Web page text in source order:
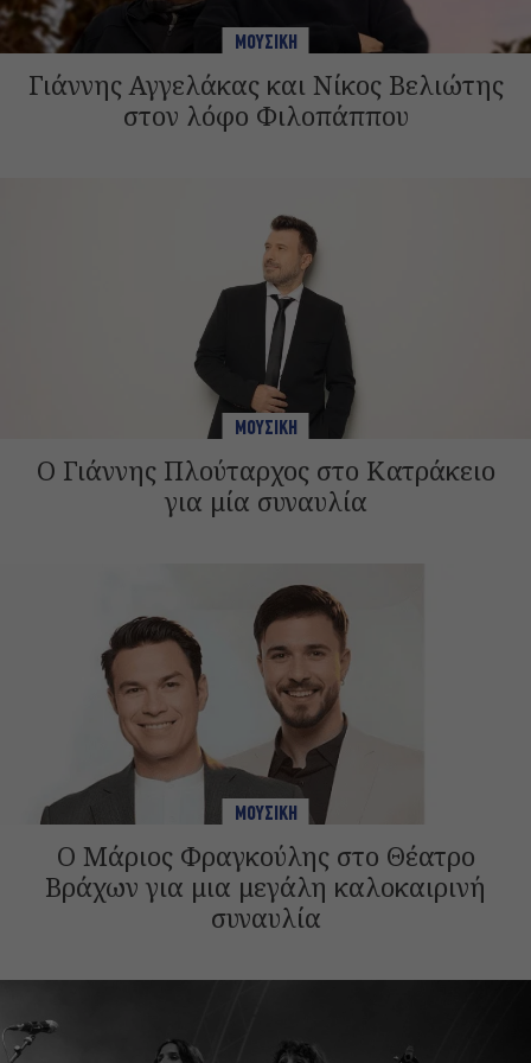
ΜΟΥΣΙΚΗ
Γιάννης Αγγελάκας και Νίκος Βελιώτης
στον λόφο Φιλοπάππου
ΜΟΥΣΙΚΗ
Ο Γιάννης Πλούταρχος στο Κατράκειο
για μία συναυλία
ΜΟΥΣΙΚΗ
Ο Μάριος Φραγκούλης στο Θέατρο
Βράχων για μια μεγάλη καλοκαιρινή
συναυλία